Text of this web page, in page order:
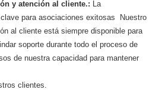
y atención al cliente.:
La
para asociaciones exitosas Nuestro
al cliente está siempre disponible para
soporte durante todo el proceso de
de nuestra capacidad para mantener
clientes.